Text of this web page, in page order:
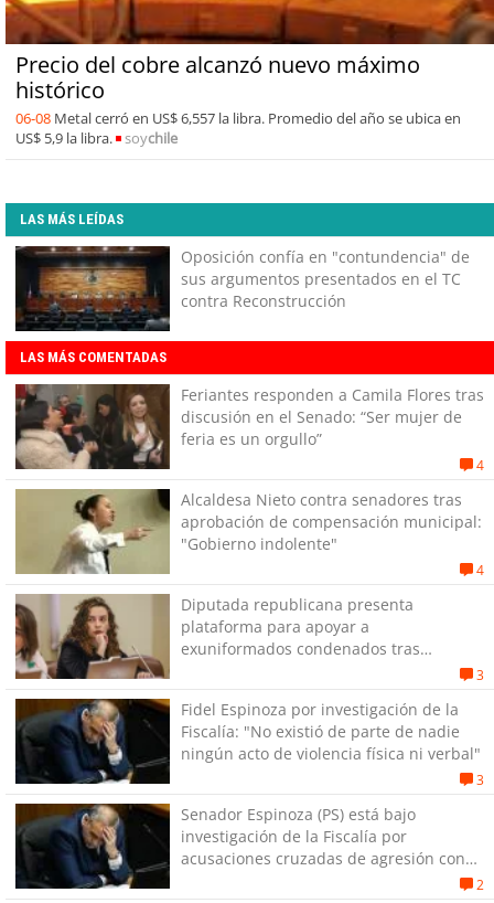
Precio del cobre alcanzó nuevo máximo
histórico
06-08 Metal cerró en US$ 6,557 la libra. Promedio del año se ubica en
US$ 5,9 la libra.
soychile
LAS MÁS LEÍDAS
Oposición confía en "contundencia" de
sus argumentos presentados en el TC
contra Reconstrucción
LAS MÁS COMENTADAS
Feriantes responden a Camila Flores tras
discusión en el Senado: “Ser mujer de
feria es un orgullo”
4
Alcaldesa Nieto contra senadores tras
aprobación de compensación municipal:
"Gobierno indolente"
4
Diputada republicana presenta
plataforma para apoyar a
exuniformados condenados tras
3
Fidel Espinoza por investigación de la
Fiscalía: "No existió de parte de nadie
ningún acto de violencia física ni verbal"
3
Senador Espinoza (PS) está bajo
investigación de la Fiscalía por
acusaciones cruzadas de agresión con
2